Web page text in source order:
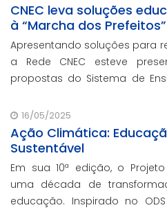
CNEC leva soluções
à “Marcha dos Prefeitos”
Apresentando soluções para
a Rede CNEC esteve
propostas do Sistema de
escolar e parcerias com
16/05/2025
Ação Climática:
Sustentável
Em sua 10ª edição, o
uma década de
educação. Inspirado no